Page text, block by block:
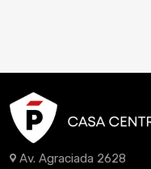
Av. Agraciada 2628